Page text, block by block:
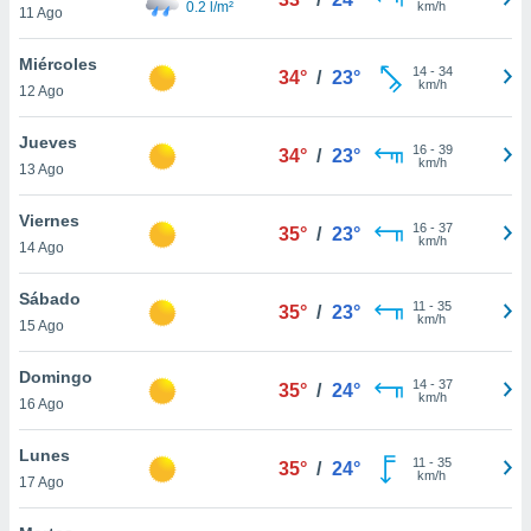
más
nuestra
y
disponible
cookies
aceptar
11 Ago
0.2 l/m²
km/h
Miércoles
12 Ago
34° / 23° 14- 34
km/h
Jueves
13 Ago
34° / 23° 16- 39
km/h
Viernes
14 Ago
35° / 23° 16- 37
km/h
Sábado
15 Ago
35° / 23° 11 - 35
km/h
Domingo
16 Ago
35° / 24° 14- 37
km/h
Lunes
17 Ago
35° / 24° 11 - 35
km/h